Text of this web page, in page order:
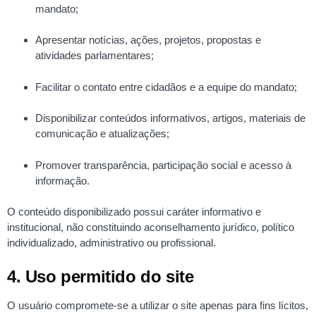
mandato;
Apresentar notícias, ações, projetos, propostas e
atividades parlamentares;
Facilitar o contato entre cidadãos e a equipe do mandato;
Disponibilizar conteúdos informativos, artigos, materiais de
comunicação e atualizações;
Promover transparência, participação social e acesso à
informação.
O conteúdo disponibilizado possui caráter informativo e
institucional, não constituindo aconselhamento jurídico, político
individualizado, administrativo ou profissional.
4. Uso permitido do site
O usuário compromete-se a utilizar o site apenas para fins lícitos,